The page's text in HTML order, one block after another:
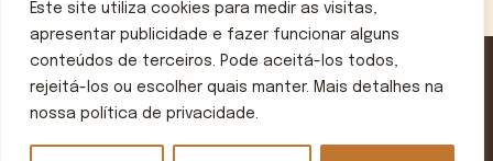
Este site utiliza cookies para medir as visitas,
apresentar publicidade e fazer funcionar alguns
conteúdos de terceiros. Pode aceitá-los todos,
rejeitá-los ou escolher quais manter. Mais detalhes na
nossa política de privacidade.
Contactos Política de privacidade